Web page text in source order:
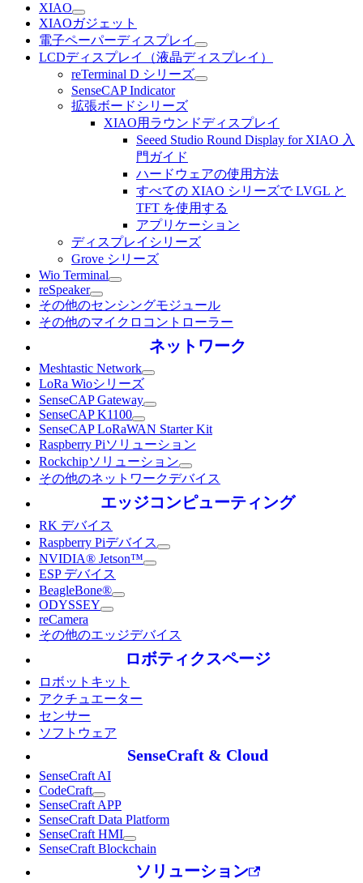
XIAO
XIAOガジェット
電子ペーパーディスプレイ
LCDディスプレイ（液晶ディスプレイ）
reTerminal D シリーズ
SenseCAP Indicator
拡張ボードシリーズ
XIAO用ラウンドディスプレイ
Seeed Studio Round Display for XIAO 入
門ガイド
ハードウェアの使用方法
すべての XIAO シリーズで LVGL と
TFT を使用する
アプリケーション
ディスプレイシリーズ
Grove シリーズ
Wio Terminal
reSpeaker
その他のセンシングモジュール
その他のマイクロコントローラー
ネットワーク
Meshtastic Network
LoRa Wioシリーズ
SenseCAP Gateway
SenseCAP K1100
SenseCAP LoRaWAN Starter Kit
Raspberry Piソリューション
Rockchipソリューション
その他のネットワークデバイス
エッジコンピューティング
RK デバイス
Raspberry Piデバイス
NVIDIA® Jetson™
ESP デバイス
BeagleBone®
ODYSSEY
reCamera
その他のエッジデバイス
ロボティクスページ
ロボットキット
アクチュエーター
センサー
ソフトウェア
SenseCraft & Cloud
SenseCraft AI
CodeCraft
SenseCraft APP
SenseCraft Data Platform
SenseCraft HMI
SenseCraft Blockchain
ソリューション